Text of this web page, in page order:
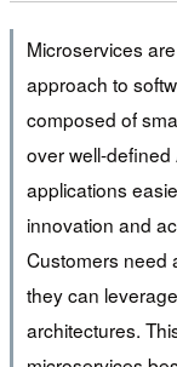
Microservices
approach to
composed of
over well-
applications
innovation and
Customers need
they can
architectures.